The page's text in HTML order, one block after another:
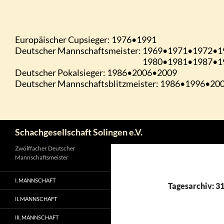
Schachgesellschaft Solingen e.V.
Tagesarchiv:
Zwölffacher Deutscher
Mannschaftsmeister
I. MANNSCHAFT
II. MANNSCHAFT
III. MANNSCHAFT